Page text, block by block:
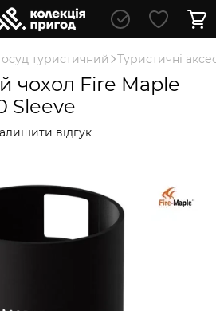
туристичний Туристичні
чохол Fire Maple
Sleeve
відгук